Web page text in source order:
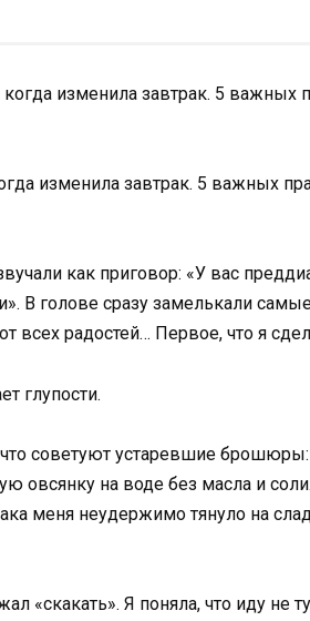
изменила завтрак. 5 важных
как приговор: «У вас
В голове сразу замелькали
всех радостей… Первое, что я
глупости.
советуют устаревшие брошюры:
овсянку на воде без масла и
меня неудержимо тянуло на
«скакать». Я поняла, что иду не